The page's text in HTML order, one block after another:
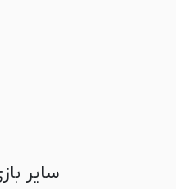
سایر